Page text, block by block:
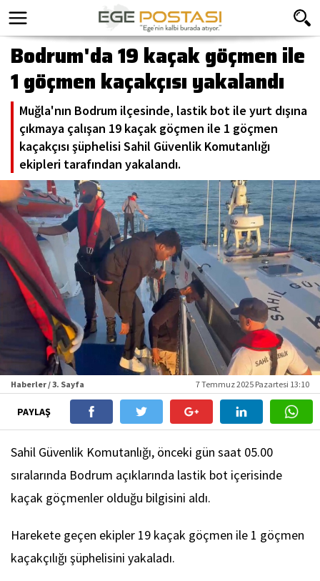
Bodrum'da 19 kaçak göçmen ile
1 göçmen kaçakçısı yakalandı
Muğla'nın Bodrum ilçesinde, lastik bot ile yurt dışına
çıkmaya çalışan 19 kaçak göçmen ile 1 göçmen
kaçakçısı şüphelisi Sahil Güvenlik Komutanlığı
ekipleri tarafından yakalandı.
Haberler / 3. Sayfa 7 Temmuz 2025 Pazartesi 13:10
PAYLAŞ
Sahil Güvenlik Komutanlığı, önceki gün saat 05.00
sıralarında Bodrum açıklarında lastik bot içerisinde
kaçak göçmenler olduğu bilgisini aldı.
Harekete geçen ekipler 19 kaçak göçmen ile 1 göçmen
kaçakçılığı şüphelisini yakaladı.